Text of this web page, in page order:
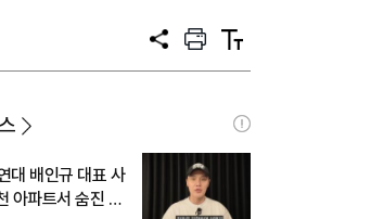
공
프
트
텍
트
대 배인규 대표 사
아파트서 숨진 채